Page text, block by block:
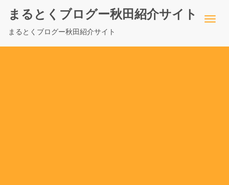
まるとくブログー秋田紹介サイト
まるとくブログー秋田紹介サイト